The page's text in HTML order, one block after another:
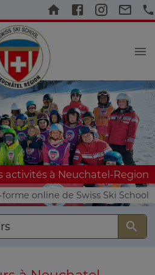
activités à Neuchatel-Region
online de Swiss Ski School